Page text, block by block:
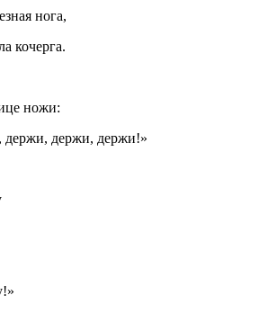
нога,
кочерга.
ножи:
держи, держи!»